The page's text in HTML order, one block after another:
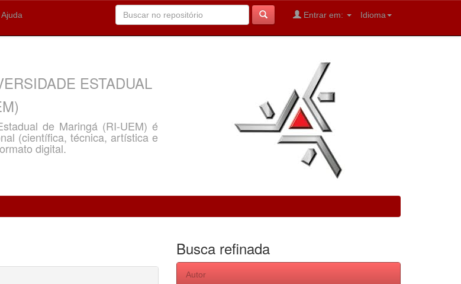
Ajuda Idioma
Entrar em:
ESTADUAL
de Maringá (RI-UEM) é
(científica, técnica, artística e
digital.
Busca refinada
Autor